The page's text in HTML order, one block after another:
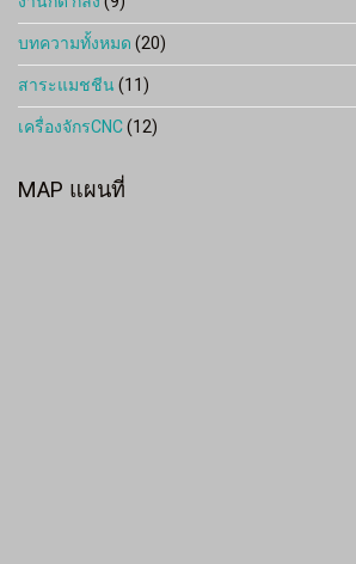
บทความทั้งหมด(20)
สาระแมชชีน(11)
เครื่องจักรCNC(12)
MAP แผนที่